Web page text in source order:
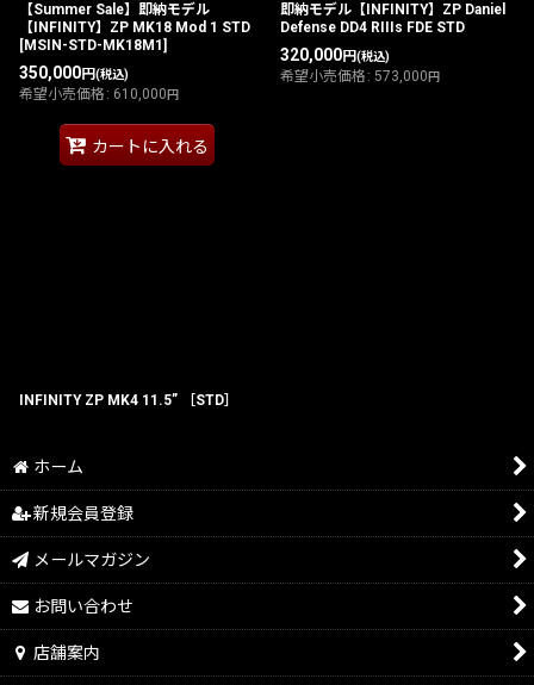
【Summer Sale】即納モデル
【INFINITY】ZP MK18 Mod 1 STD
[MSIN-STD-MK18M1 ]
350,000円(税込)
希望小売価格 : 610,000 円
カートに入れる
即納モデル【INFINITY】ZP Daniel
Defense DD4 RIIIs FDE STD
320,000円(税込)
希望小売価格 : 573,000 円
INFINITY ZP MK4 11.5” ［STD］
ホーム
新規会員登録
メールマガジン
お問い合わせ
店舗案内